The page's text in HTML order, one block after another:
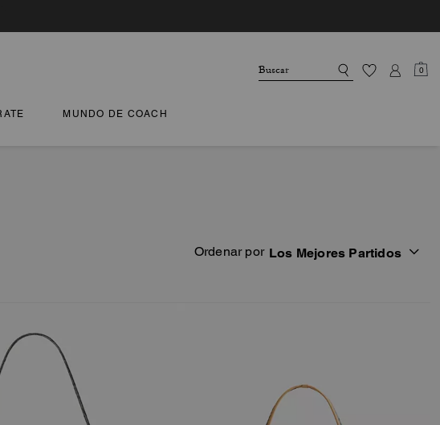
0
MUNDO DE COACH
Ordenar por Los Mejores Partidos